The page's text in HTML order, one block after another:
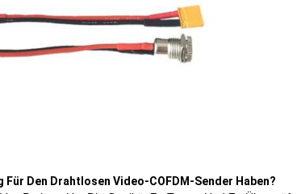
Für Den Drahtlosen Video-COFDM-Sender Haben?